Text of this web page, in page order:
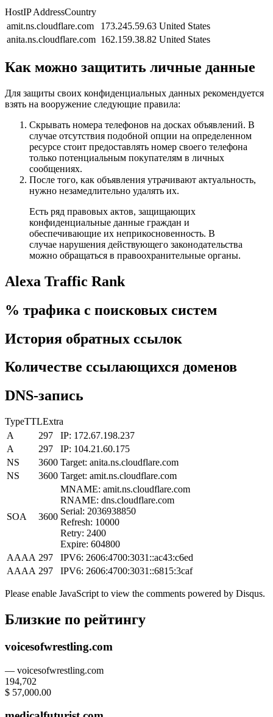
HostIP AddressCountry
amit.ns.cloudflare.com
173.245.59.63 United States
anita.ns.cloudflare.com 162.159.38.82 United States
Как можно защитить личные данные
Для защиты своих конфиденциальных данных рекомендуется
взять на вооружение следующие правила:
Скрывать номера телефонов на досках объявлений. В
случае отсутствия подобной опции на определенном
ресурсе стоит предоставлять номер своего телефона
только потенциальным покупателям в личных
сообщениях.
После того, как объявления утрачивают актуальность,
нужно незамедлительно удалять их.
Есть ряд правовых актов, защищающих
конфиденциальные данные граждан и
обеспечивающие их неприкосновенность. В
случае нарушения действующего законодательства
можно обращаться в правоохранительные органы.
Alexa Traffic Rank
% трафика с поисковых систем
История обратных ссылок
Количестве ссылающихся доменов
DNS-запись
TypeTTLExtra
A
297
IP: 172.67.198.237
A
297
IP: 104.21.60.175
NS
3600 Target: anita.ns.cloudflare.com
NS
3600 Target: amit.ns.cloudflare.com
SOA 3600
MNAME: amit.ns.cloudflare.com
RNAME: dns.cloudflare.com
Serial: 2036938850
Refresh: 10000
Retry: 2400
Expire: 604800
AAAA 297
IPV6: 2606:4700:3031::ac43:c6ed
AAAA 297 IPV6: 2606:4700:3031::6815:3caf
Please enable JavaScript to view the comments powered by Disqus.
Близкие по рейтингу
voicesofwrestling.com
— voicesofwrestling.com
194,702
$ 57,000.00